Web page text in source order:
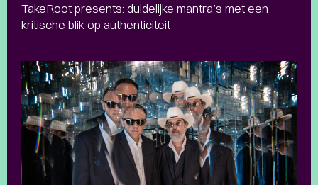
TakeRoot presents: duidelijke mantra’s met een
kritische blik op authenticiteit